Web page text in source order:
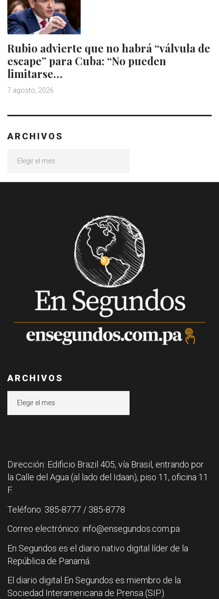
Rubio advierte que no habrá “válvula de
escape” para Cuba: “No pueden
limitarse…
7 agosto, 2026
ARCHIVOS
ARCHIVOS
Dirección: Edificio Brazil 405, vía Brasil, entrando por
la Calle del Agua (al lado del Idaan), piso 11, oficina 11
F.
Teléfono: 385-8777 / 385-8778
Correo electrónico: info@ensegundos.com.pa
En Segundos es el diario nativo digital líder de la
República de Panamá.
El diario digital En Segundos es miembro de la
Sociedad Interamericana de Prensa (SIP).